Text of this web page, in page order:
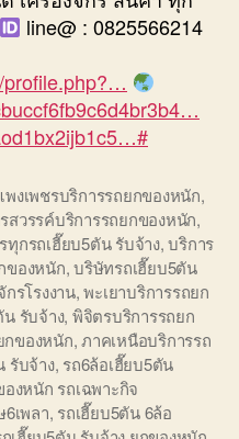
line@ : 0825566214
profile.php?…
#
พงเพชรบริการรถยกของหนัก,
สวรรค์บริการรถยกของหนัก,
ทุกรถเฮี๊ยบ5ตัน รับจ้าง,บริการ
ของหนัก,บริษัทรถเฮี๊ยบ5ตัน
รโรงงาน,พะเยาบริการรถยก
รับจ้าง, พิจิตรบริการรถยก
ของหนัก,ภาคเหนือบริการรถ
รับจ้าง, รถ6ล้อเฮี๊ยบ5ตัน
งหนัก รถเฉพาะกิจ
เพลา, รถเฮี๊ยบ5ตัน 6ล้อ